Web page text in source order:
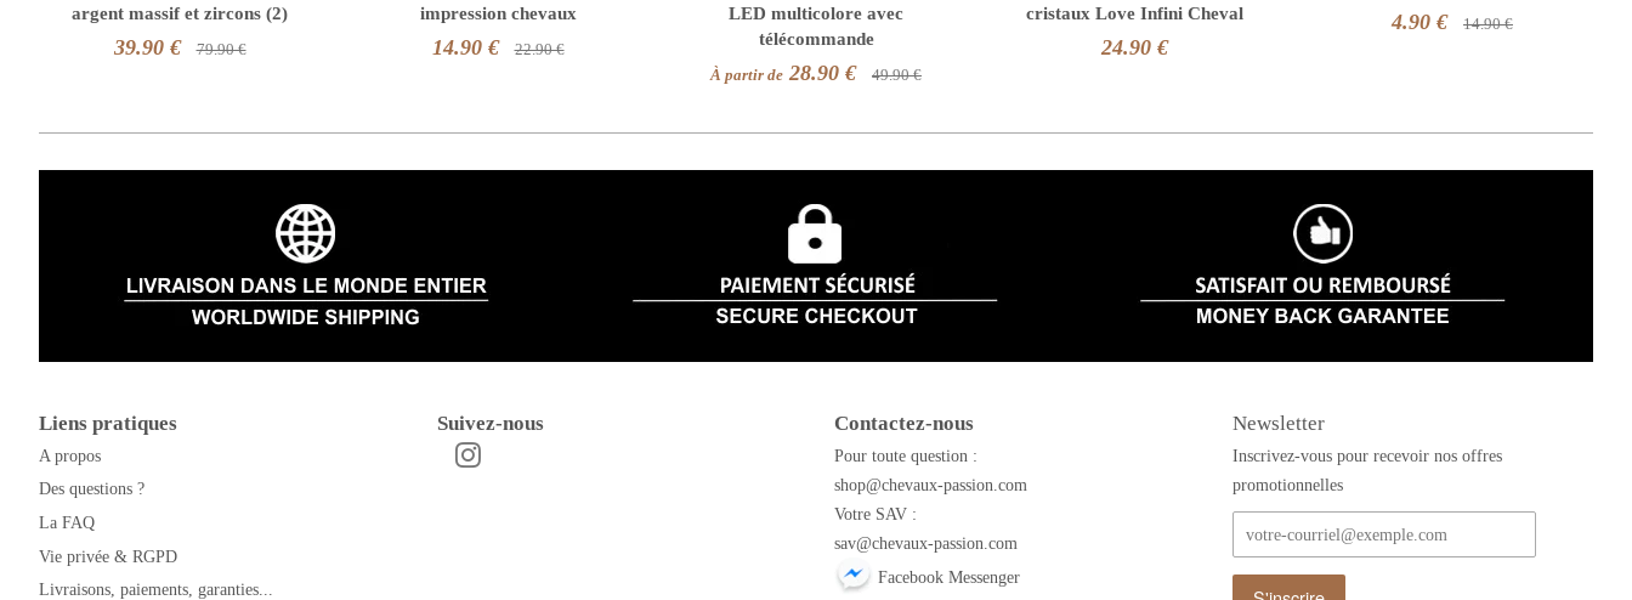
argent massif et zircons (2)
39.90 € 79.90 €
impression chevaux
14.90 € 22.90 €
LED multicolore avec
télécommande
À partir de 28.90 € 49.90 €
cristaux Love Infini Cheval
24.90 €
4.90 € 14.90 €
Liens pratiques
A propos
Des questions ?
La FAQ
Vie privée & RGPD
Livraisons, paiements, garanties...
Suivez-nous
FacebookInstagram
Contactez-nous
Pour toute question :
shop@chevaux-passion.com
Votre SAV :
sav@chevaux-passion.com
Facebook Messenger
Newsletter
Inscrivez-vous pour recevoir nos offres
promotionnelles